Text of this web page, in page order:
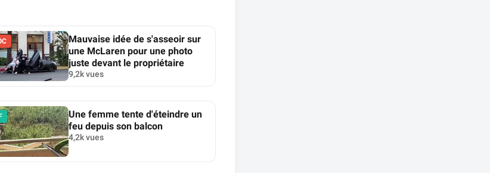
Mauvaise idée de s'asseoir sur
une McLaren pour une photo
juste devant le propriétaire
9,2k vues
Une femme tente d'éteindre un
feu depuis son balcon
4,2k vues